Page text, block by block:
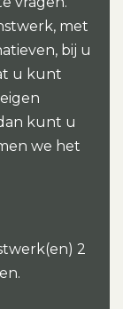
met
bij u
u kunt
kunt u
we het
2